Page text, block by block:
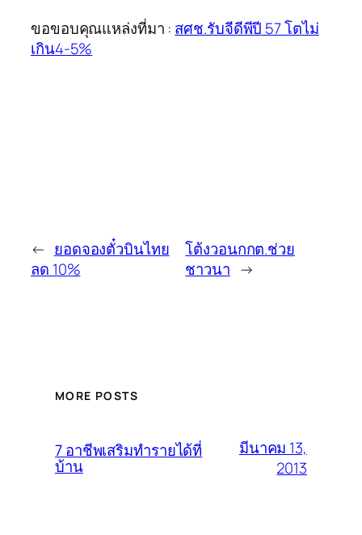
ขอขอบคุณแหล่งที่มา : สศช.รับจีดีพีปี 57 โตไม่
เกิน4-5%
← ยอดจองตั๋วบินไทย
ลด 10%
โต้งวอนกกต.ช่วย
ชาวนา →
MORE POSTS
7 อาชีพเสริมทำรายได้ที่
บ้าน
มีนาคม 13,
2013